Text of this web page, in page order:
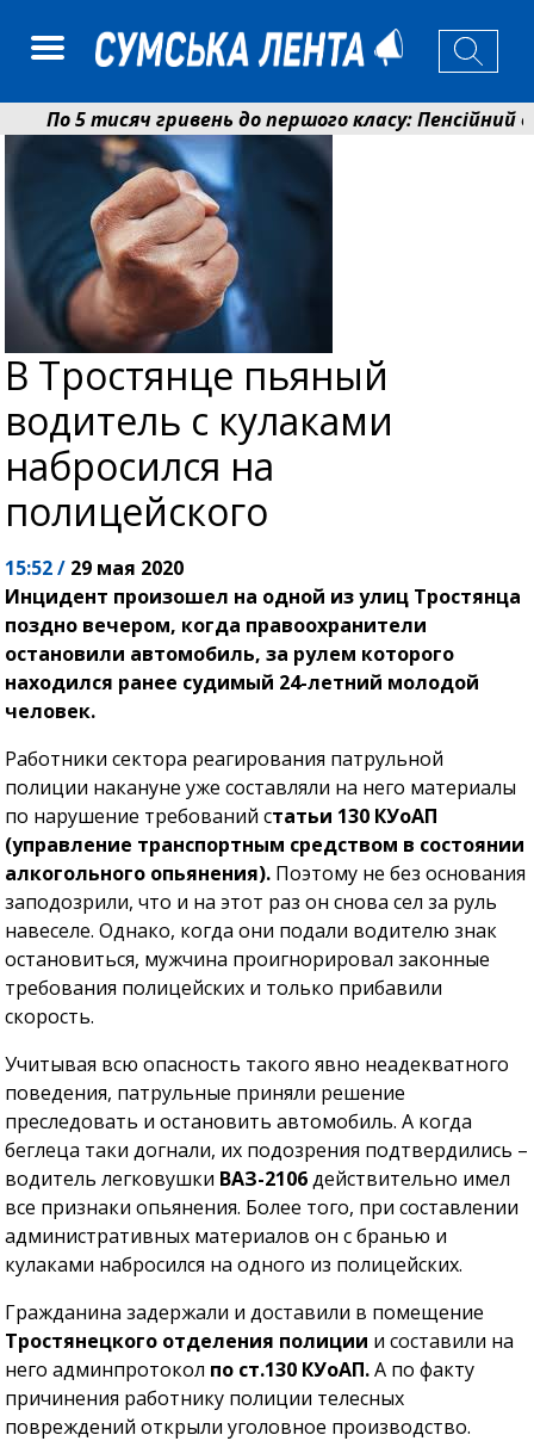
По 5 тисяч гривень до першого класу: Пенсійний
Ніколаєнко: у Сумах погодили 115 компенсацій на
В Тростянце пьяный
водитель с кулаками
набросился на
полицейского
15:52 / 29 мая 2020
Инцидент произошел на одной из улиц Тростянца
поздно вечером, когда правоохранители
остановили автомобиль, за рулем которого
находился ранее судимый 24-летний молодой
человек.
Работники сектора реагирования патрульной
полиции накануне уже составляли на него материалы
по нарушение требований статьи 130 КУоАП
(управление транспортным средством в состоянии
алкогольного опьянения). Поэтому не без основания
заподозрили, что и на этот раз он снова сел за руль
навеселе. Однако, когда они подали водителю знак
остановиться, мужчина проигнорировал законные
требования полицейских и только прибавили
скорость.
Учитывая всю опасность такого явно неадекватного
поведения, патрульные приняли решение
преследовать и остановить автомобиль. А когда
беглеца таки догнали, их подозрения подтвердились –
водитель легковушки ВАЗ-2106действительно имел
все признаки опьянения. Более того, при составлении
административных материалов он с бранью и
кулаками набросился на одного из полицейских.
Гражданина задержали и доставили в помещение
Тростянецкого отделения полиции и составили на
него админпротокол по ст.130 КУоАП.А по факту
причинения работнику полиции телесных
повреждений открыли уголовное производство.